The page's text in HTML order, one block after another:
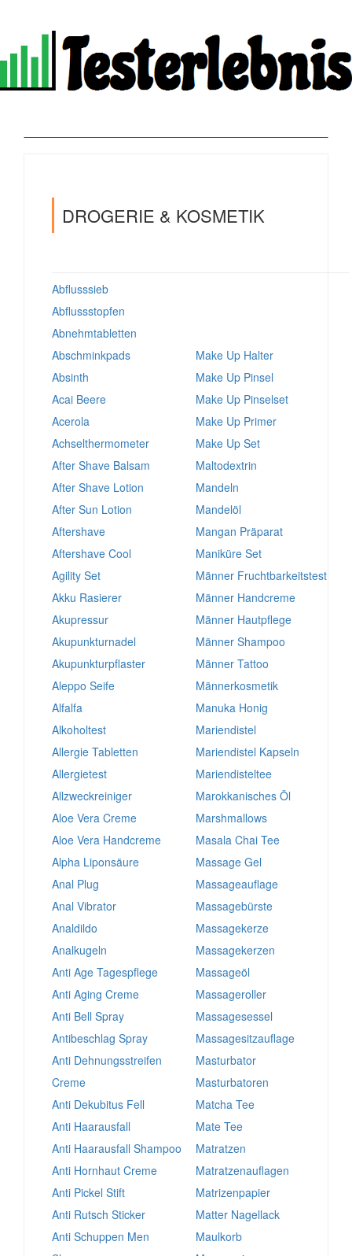
DROGERIE & KOSMETIK
Abflusssieb
Abflussstopfen
Abnehmtabletten
Abschminkpads
Absinth
Acai Beere
Acerola
Achselthermometer
After Shave Balsam
After Shave Lotion
After Sun Lotion
Aftershave
Aftershave Cool
Agility Set
Akku Rasierer
Akupressur
Akupunkturnadel
Akupunkturpflaster
Aleppo Seife
Alfalfa
Alkoholtest
Allergie Tabletten
Allergietest
Allzweckreiniger
Aloe Vera Creme
Aloe Vera Handcreme
Alpha Liponsäure
Anal Plug
Anal Vibrator
Analdildo
Analkugeln
Anti Age Tagespflege
Anti Aging Creme
Anti Bell Spray
Antibeschlag Spray
Anti Dehnungsstreifen
Creme
Anti Dekubitus Fell
Anti Haarausfall
Anti Haarausfall Shampoo
Anti Hornhaut Creme
Anti Pickel Stift
Anti Rutsch Sticker
Anti Schuppen Men
Make Up Halter
Make Up Pinsel
Make Up Pinselset
Make Up Primer
Make Up Set
Maltodextrin
Mandeln
Mandelöl
Mangan Präparat
Maniküre Set
Männer Fruchtbarkeitstest
Männer Handcreme
Männer Hautpflege
Männer Shampoo
Männer Tattoo
Männerkosmetik
Manuka Honig
Mariendistel
Mariendistel Kapseln
Mariendisteltee
Marokkanisches Öl
Marshmallows
Masala Chai Tee
Massage Gel
Massageauflage
Massagebürste
Massagekerze
Massagekerzen
Massageöl
Massageroller
Massagesessel
Massagesitzauflage
Masturbator
Masturbatoren
Matcha Tee
Mate Tee
Matratzen
Matratzenauflagen
Matrizenpapier
Matter Nagellack
Maulkorb